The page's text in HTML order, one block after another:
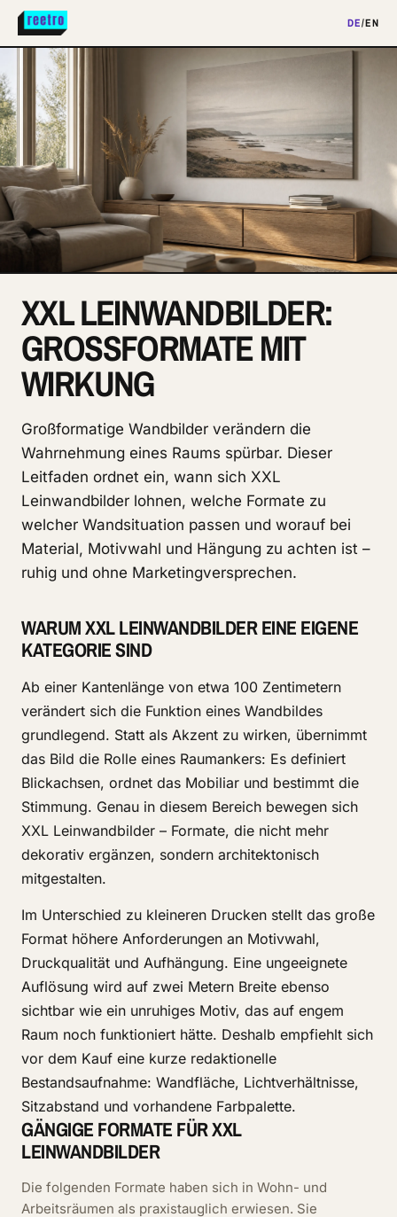
DE/EN
XXL LEINWANDBILDER:
GROSSFORMATE MIT W
IRKUNG
Großformatige Wandbilder verändern die
Wahrnehmung eines Raums spürbar. Dieser
Leitfaden ordnet ein, wann sich XXL
Leinwandbilder lohnen, welche Formate zu
welcher Wandsituation passen und worauf bei
Material, Motivwahl und Hängung zu achten ist –
ruhig und ohne Marketingversprechen.
WARUM XXL LEINWANDBILDER EINE EIGENE
KATEGORIE SIND
Ab einer Kantenlänge von etwa 100 Zentimetern
verändert sich die Funktion eines Wandbildes
grundlegend. Statt als Akzent zu wirken, übernimmt
das Bild die Rolle eines Raumankers: Es definiert
Blickachsen, ordnet das Mobiliar und bestimmt die
Stimmung. Genau in diesem Bereich bewegen sich
XXL Leinwandbilder – Formate, die nicht mehr
dekorativ ergänzen, sondern architektonisch
mitgestalten.
Im Unterschied zu kleineren Drucken stellt das große
Format höhere Anforderungen an Motivwahl,
Druckqualität und Aufhängung. Eine ungeeignete
Auflösung wird auf zwei Metern Breite ebenso
sichtbar wie ein unruhiges Motiv, das auf engem
Raum noch funktioniert hätte. Deshalb empfiehlt sich
vor dem Kauf eine kurze redaktionelle
Bestandsaufnahme: Wandfläche, Lichtverhältnisse,
Sitzabstand und vorhandene Farbpalette.
GÄNGIGE FORMATE FÜR XXL
LEINWANDBILDER
Die folgenden Formate haben sich in Wohn- und
Arbeitsräumen als praxistauglich erwiesen. Sie